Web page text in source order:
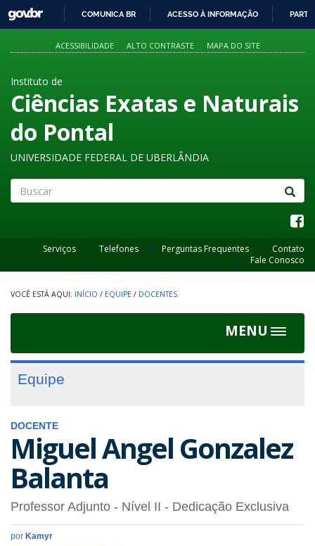
PARA
O
GOVBR
COMUNICA BR ACESSO À INFORMAÇÃO
ACESSIBILIDADE ALTO CONTRASTE MAPA DO SITE
Instituto de
Ciências Exatas e Naturais
do Pontal
UNIVERSIDADE FEDERAL DE UBERLÂNDIA
Serviços Telefones Perguntas Frequentes
Contato
Fale Conosco
INÍCIO / EQUIPE / DOCENTES
MENU
Toggle
Equipe
DOCENTE
Miguel Angel Gonzalez
Balanta
Professor Adjunto - Nível II - Dedicação Exclusiva
por Kamyr